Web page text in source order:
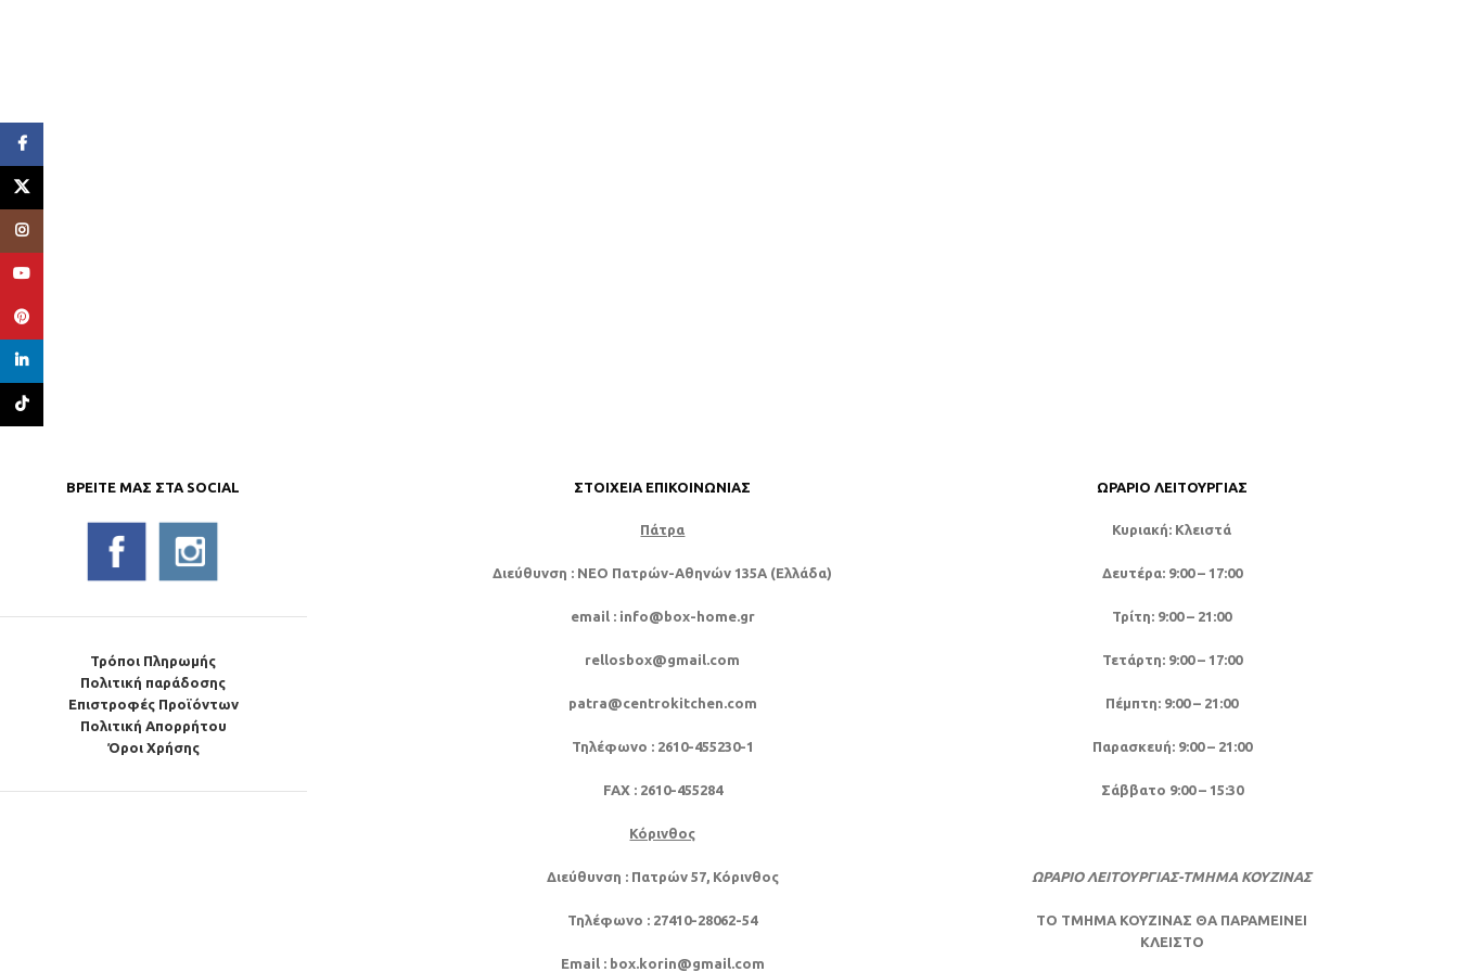
ΒΡΕΊΤΕ ΜΑΣ ΣΤΑ SOCIAL
Τρόποι Πληρωμής
Πολιτική παράδοσης
Επιστροφές Προϊόντων
Πολιτική Απορρήτου
Όροι Χρήσης
ΣΤΟΙΧΕΊΑ ΕΠΙΚΟΙΝΩΝΊΑΣ
Πάτρα
Διεύθυνση : NEO Πατρών-Αθηνών 135Α (Ελλάδα)
email : info@box-home.gr
rellosbox@gmail.com
patra@centrokitchen.com
Τηλέφωνο : 2610-455230-1
FAX: 2610-455284
Κόρινθος
Διεύθυνση : Πατρών 57, Κόρινθος
Τηλέφωνο : 27410-28062-54
Email : box.korin@gmail.com
ΩΡΆΡΙΟ ΛΕΙΤΟΥΡΓΊΑΣ
Κυριακή: Κλειστά
Δευτέρα: 9:00 – 17:00
Τρίτη: 9:00 – 21:00
Τετάρτη: 9:00 – 17:00
Πέμπτη: 9:00 – 21:00
Παρασκευή: 9:00 – 21:00
Σάββατο 9:00 – 15:30
ΩΡΑΡΙΟ ΛΕΙΤΟΥΡΓΙΑΣ-ΤΜΗΜΑ ΚΟΥΖΙΝΑΣ
ΤΟ ΤΜΗΜΑ ΚΟΥΖΙΝΑΣ ΘΑ ΠΑΡΑΜΕΙΝΕΙ
ΚΛΕΙΣΤΟ